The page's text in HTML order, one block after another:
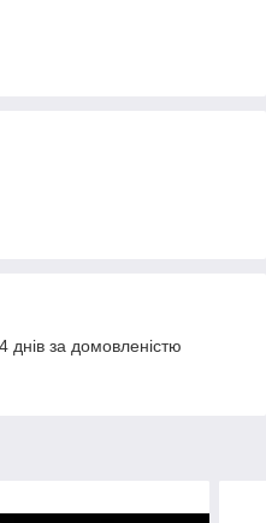
за домовленістю